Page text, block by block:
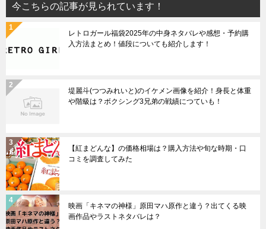
今こちらの記事が見られています！
レトロガール福袋2025年の中身ネタバレや感想・予約購
入方法まとめ！値段についても紹介します！
堤麗斗(つつみれいと)のイケメン画像を紹介！身長と体重
や階級は？ボクシング3兄弟の戦績につていも！
【紅まどんな】の価格相場は？購入方法や旬な時期・口
コミを調査してみた
映画「キネマの神様」原田マハ原作と違う？出てくる映
画作品やラストネタバレは？